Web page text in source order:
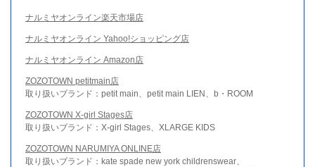
ナルミヤオンライン楽天市場店
ナルミヤオンライン Yahoo!ショッピング店
ナルミヤオンライン Amazon店
ZOZOTOWN petitmain店
取り扱いブランド：petit main、petit main LIEN、b・ROOM
ZOZOTOWN X-girl Stages店
取り扱いブランド：X-girl Stages、XLARGE KIDS
ZOZOTOWN NARUMIYA ONLINE店
取り扱いブランド：kate spade new york childrenswear、